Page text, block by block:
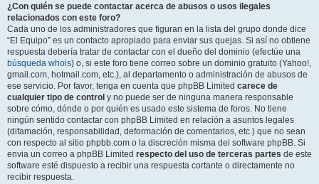
¿Con quién se puede contactar acerca de abusos o usos ilegales
relacionados con este foro?
Cada uno de los administradores que figuran en la lista del grupo donde dice
“El Equipo” es un contacto apropiado para enviar sus quejas. Si así no obtiene
respuesta debería tratar de contactar con el dueño del dominio (efectúe una
búsqueda whois) o, si este foro tiene correo sobre un dominio gratuito (Yahoo!,
gmail.com, hotmail.com, etc.), al departamento o administración de abusos de
ese servicio. Por favor, tenga en cuenta que phpBB Limited carece de
cualquier tipo de control y no puede ser de ninguna manera responsable
sobre cómo, dónde o por quién es usado este sistema de foros. No tiene
ningún sentido contactar con phpBB Limited en relación a asuntos legales
(difamación, responsabilidad, deformación de comentarios, etc.) que no sean
con respecto al sitio phpbb.com o la discreción misma del software phpBB. Si
envia un correo a phpBB Limited respecto del uso de terceras partes de este
software esté dispuesto a recibir una respuesta cortante o directamente no
recibir respuesta.